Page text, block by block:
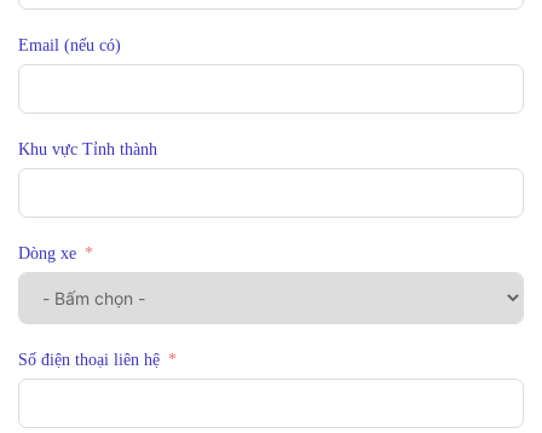
Email (nếu có)
Khu vực Tỉnh thành
Dòng xe
Số điện thoại liên hệ